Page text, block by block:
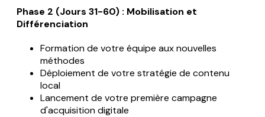
Phase 2 (Jours 31-60) : Mobilisation et
Différenciation
Formation de votre équipe aux nouvelles
méthodes
Déploiement de votre stratégie de contenu
local
Lancement de votre première campagne
d'acquisition digitale